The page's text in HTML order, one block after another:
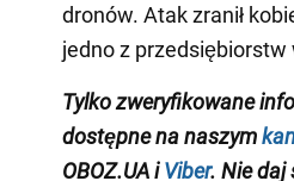
dronów. Atak zranił
jedno z przedsiębiorstw
Tylko zweryfikowane
dostępne na naszym
OBOZ.UA iViber. Nie daj